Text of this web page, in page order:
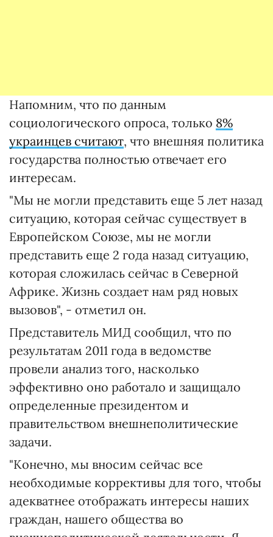
Напомним, что по данным
социологического опроса, только 8%
украинцев считают, что внешняя политика
государства полностью отвечает его
интересам.
"Мы не могли представить еще 5 лет назад
ситуацию, которая сейчас существует в
Европейском Союзе, мы не могли
представить еще 2 года назад ситуацию,
которая сложилась сейчас в Северной
Африке. Жизнь создает нам ряд новых
вызовов", - отметил он.
Представитель МИД сообщил, что по
результатам 2011 года в ведомстве
провели анализ того, насколько
эффективно оно работало и защищало
определенные президентом и
правительством внешнеполитические
задачи.
"Конечно, мы вносим сейчас все
необходимые коррективы для того, чтобы
адекватнее отображать интересы наших
граждан, нашего общества во